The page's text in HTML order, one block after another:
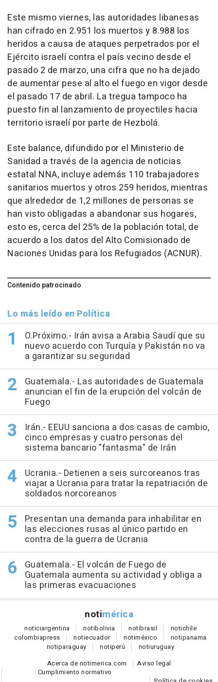
Este mismo viernes, las autoridades libanesas
han cifrado en 2.951 los muertos y 8.988 los
heridos a causa de ataques perpetrados por el
Ejército israelí contra el país vecino desde el
pasado 2 de marzo, una cifra que no ha dejado
de aumentar pese al alto el fuego en vigor desde
el pasado 17 de abril. La tregua tampoco ha
puesto fin al lanzamiento de proyectiles hacia
territorio israelí por parte de Hezbolá.
Este balance, difundido por el Ministerio de
Sanidad a través de la agencia de noticias
estatal NNA, incluye además 110 trabajadores
sanitarios muertos y otros 259 heridos, mientras
que alrededor de 1,2 millones de personas se
han visto obligadas a abandonar sus hogares,
esto es, cerca del 25% de la población total, de
acuerdo a los datos del Alto Comisionado de
Naciones Unidas para los Refugiados (ACNUR).
Contenido patrocinado
Lo más leído en Política
O.Próximo.- Irán avisa a Arabia Saudí que su
nuevo acuerdo con Turquía y Pakistán no va
a garantizar su seguridad
Guatemala.- Las autoridades de Guatemala
anuncian el fin de la erupción del volcán de
Fuego
Irán.- EEUU sanciona a dos casas de cambio,
cinco empresas y cuatro personas del
sistema bancario "fantasma" de Irán
Ucrania.- Detienen a seis surcoreanos tras
viajar a Ucrania para tratar la repatriación de
soldados norcoreanos
Presentan una demanda para inhabilitar en
las elecciones rusas al único partido en
contra de la guerra de Ucrania
Guatemala.- El volcán de Fuego de
Guatemala aumenta su actividad y obliga a
las primeras evacuaciones
notimérica
noticiargentina notibolivia notibrasil notichile
colombiapress notiecuador notiméxico notipanama
notiparaguay notiperú notiuruguay
Acerca de notimerica.com
Aviso legal
Cumplimiento normativo